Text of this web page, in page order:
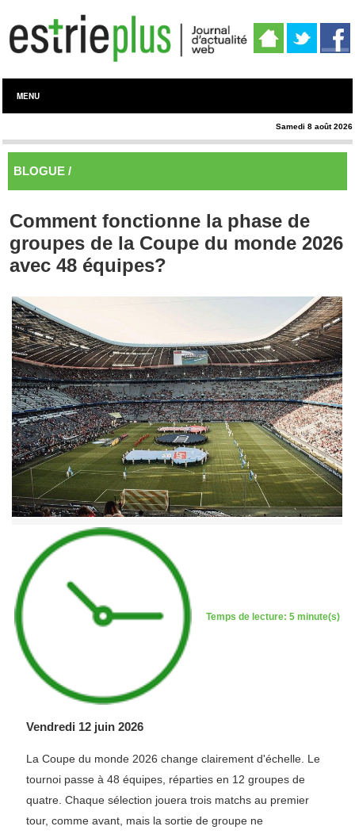
MENU
Samedi 8 août 2026
BLOGUE /
Comment fonctionne la phase de
groupes de la Coupe du monde 2026
avec 48 équipes?
Temps de lecture: 5 minute(s)
Vendredi 12 juin 2026
La Coupe du monde 2026 change clairement d'échelle. Le
tournoi passe à 48 équipes, réparties en 12 groupes de
quatre. Chaque sélection jouera trois matchs au premier
tour, comme avant, mais la sortie de groupe ne